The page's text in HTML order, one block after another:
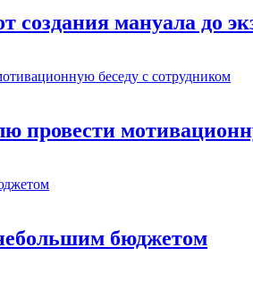
создания мануала до
провести
бюджетом